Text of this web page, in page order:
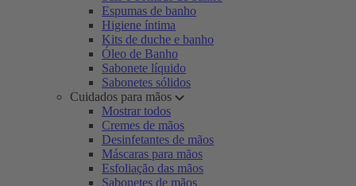
Espumas de banho
Higiene íntima
Kits de duche e banho
Óleo de Banho
Sabonete líquido
Sabonetes sólidos
Cuidados para mãos
Mostrar todos
Cremes de mãos
Desinfetantes de mãos
Máscaras para mãos
Esfoliação das mãos
Sabonetes de mãos